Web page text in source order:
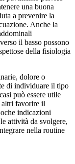
una buona
a prevenire la
Anche la
il basso possono
della fisiologia
dolore o
di individuare il tipo
può essere utile
altri favorire il
indicazioni
attività da svolgere,
nella routine